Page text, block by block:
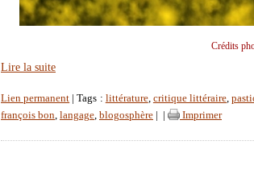
Crédits
Lire la suite
Lien permanent | Tags : littérature, critique littéraire,
françois bon, langage, blogosphère Imprimer